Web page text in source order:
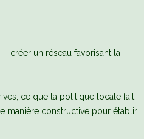
créer un réseau favorisant la
ce que la politique locale fait
manière constructive pour établir